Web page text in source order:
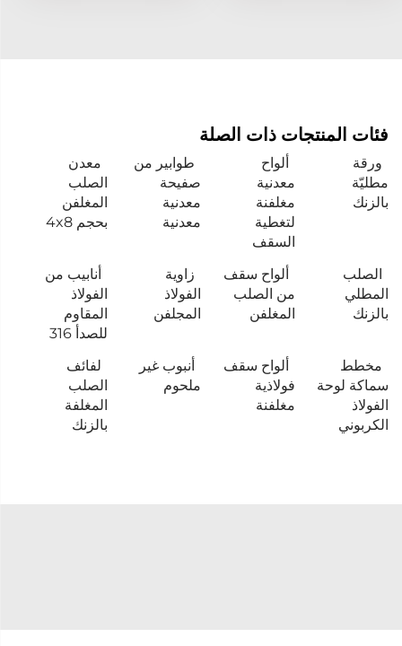
فئات المنتجات ذات الصلة
ورقة
مطليّة
بالزنك
ألواح
معدنية
مغلفنة
لتغطية
السقف
طوابير من
صفيحة
معدنية
معدنية
معدن
الصلب
المغلفن
بحجم 4x8
الصلب
المطلي
بالزنك
ألواح سقف
من الصلب
المغلفن
زاوية
الفولاذ
المجلفن
أنابيب من
الفولاذ
المقاوم
للصدأ 316
مخطط
سماكة لوحة
الفولاذ
الكربوني
ألواح سقف
فولاذية
مغلفنة
أنبوب غير
ملحوم
لفائف
الصلب
المغلفة
بالزنك